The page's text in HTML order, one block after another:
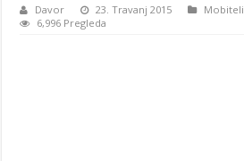
Davor 23. Travanj 2015 Mobiteli
6,996 Pregleda